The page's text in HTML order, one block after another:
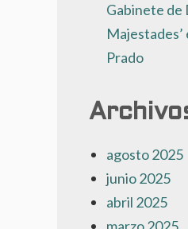
Gabinete de
Prado
agosto 2025
junio 2025
abril 2025